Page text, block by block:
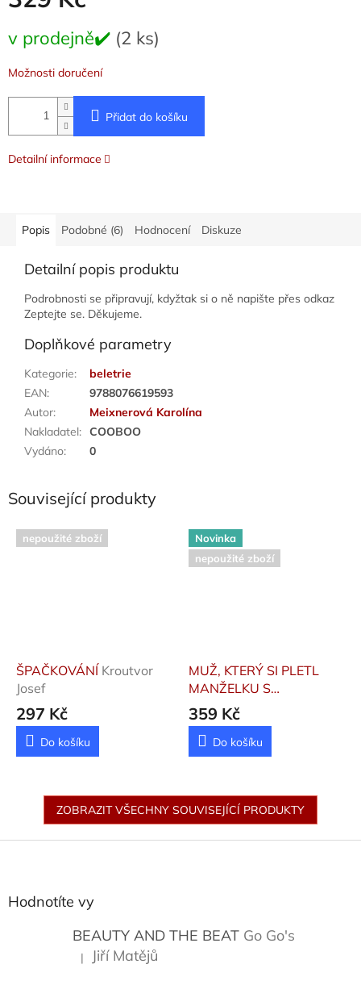
cena:
v prodejně✔️ (2 ks)
Možnosti doručení
Přidat do košíku
Detailní informace
Popis Podobné (6) Hodnocení Diskuze
Detailní popis produktu
Podrobnosti se připravují, kdyžtak si o ně napište přes odkaz
Zeptejte se. Děkujeme.
Doplňkové parametry
Kategorie:
beletrie
EAN:
9788076619593
Autor:
Meixnerová Karolína
Nakladatel: COOBOO
Vydáno: 0
Související produkty
nepoužité zboží
ŠPAČKOVÁNÍ Kroutvor
Josef
297 Kč
Do košíku
Novinka
nepoužité zboží
MUŽ, KTERÝ SI PLETL
MANŽELKU S
KLOBOUKEM
Sacks, Alena Čechová
359 Kč
Do košíku
ZOBRAZIT VŠECHNY SOUVISEJÍCÍ PRODUKTY
Hodnotíte vy
BEAUTY AND THE BEAT Go Go's
Hodnocení produktu je 5 z 5 hvězdiček.
| Jiří Matějů